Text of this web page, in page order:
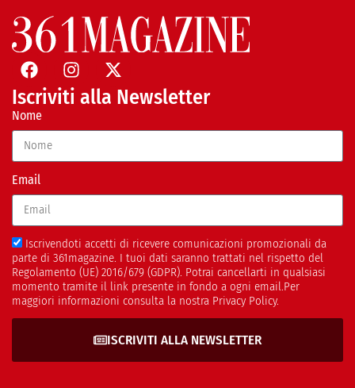
Iscriviti alla Newsletter
Nome
Email
Iscrivendoti accetti di ricevere comunicazioni promozionali da
parte di 361magazine. I tuoi dati saranno trattati nel rispetto del
Regolamento (UE) 2016/679 (GDPR). Potrai cancellarti in qualsiasi
momento tramite il link presente in fondo a ogni email.Per
maggiori informazioni consulta la nostra Privacy Policy.
ISCRIVITI ALLA NEWSLETTER